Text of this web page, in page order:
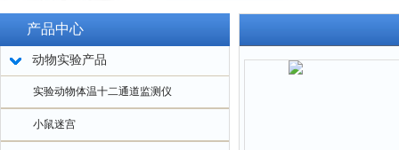
产品中心
动物实验产品
实验动物体温十二通道监测仪
小鼠迷宫